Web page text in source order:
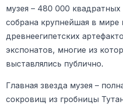
музея – 480 000
собрана крупнейшая в мире
древнеегипетских
экспонатов, многие из
выставлялись публично.
Главная звезда музея –
сокровищ из гробницы